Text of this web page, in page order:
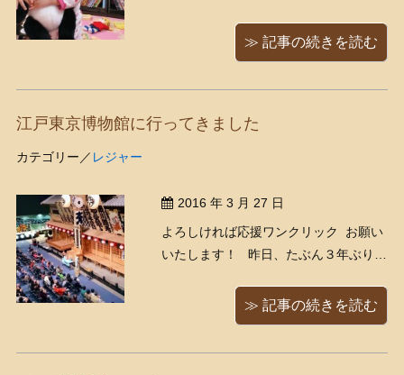
とができたのですが、くまねこ堂スタ
ッフの皆さまから大変ステキなプレゼ
す、どうもありがとうござ ...
≫ 記事の続きを読む
江戸東京博物館に行ってきました
カテゴリー／ レジャー
2016 年 3 月 27 日
よろしければ応援ワンクリック お願い
いたします！ 昨日、たぶん３年ぶりく
ですが、色々リニューアルもされてい
ましたし、久しぶりであまりに楽しく
≫ 記事の続きを読む